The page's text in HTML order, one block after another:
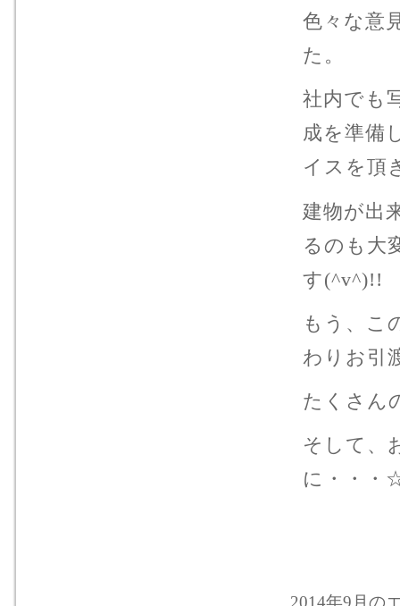
色々な意
た。
社内でも
成を準備
イスを頂
建物が出
るのも大
す(^v^)!!
もう、こ
わりお引
たくさん
そして、
に・・・
2014年9月の